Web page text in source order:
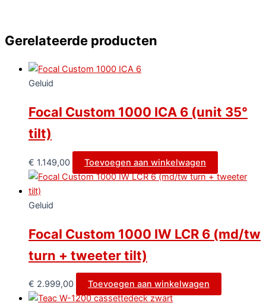
Gerelateerde producten
Geluid
Focal Custom 1000 ICA 6 (unit 35°
tilt)
€ 1.149,00 Toevoegen aan winkelwagen
Geluid
Focal Custom 1000 IW LCR 6 (md/tw
turn + tweeter tilt)
€ 2.999,00 Toevoegen aan winkelwagen